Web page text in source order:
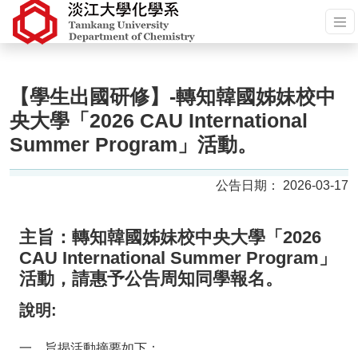
【學生出國研修】-轉知韓國姊妹校中
央大學「2026 CAU International
Summer Program」活動。
2026-03-17
主旨：轉知韓國姊妹校中央大學「2026
CAU International Summer Program」
活動，請惠予公告周知同學報名。
說明: